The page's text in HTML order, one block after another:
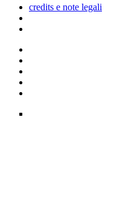
credits e note legali